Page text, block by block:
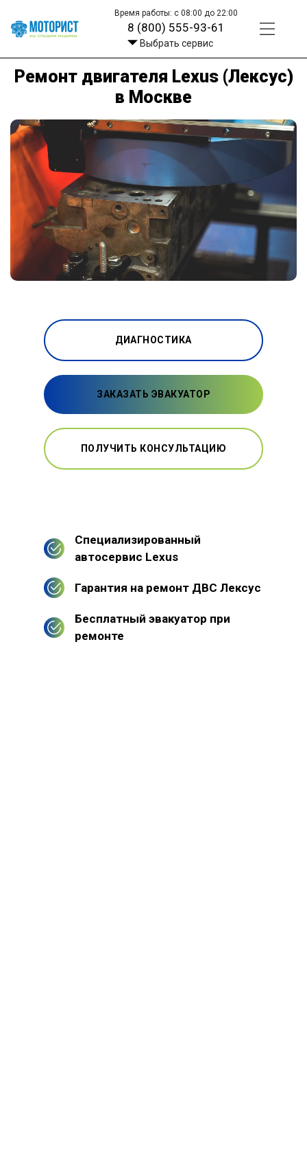
Время работы: с 08:00 до 22:00
8 (800) 555-93-61
Выбрать сервис
Ремонт двигателя Lexus (Лексус)
в Москве
ДИАГНОСТИКА
ЗАКАЗАТЬ ЭВАКУАТОР
ПОЛУЧИТЬ КОНСУЛЬТАЦИЮ
Специализированный
автосервис Lexus
Гарантия на ремонт ДВС Лексус
Бесплатный эвакуатор при
ремонте